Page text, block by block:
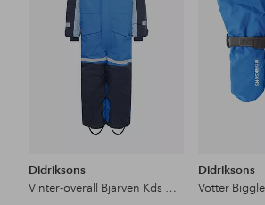
Didriksons
Vinter-overall Bjärven Kds Cover 4
Didriksons
Votter